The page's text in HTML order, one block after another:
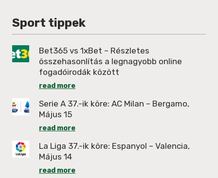
Sport tippek
Bet365 vs 1xBet – Részletes
összehasonlítás a legnagyobb online
fogadóirodák között
read more
Serie A 37.-ik köre: AC Milan – Bergamo,
Május 15
read more
La Liga 37.-ik köre: Espanyol – Valencia,
Május 14
read more